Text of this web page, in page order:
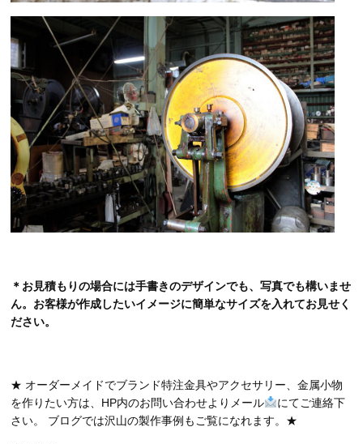
＊お見積もりの場合には手書きのデザインでも、写真でも構いませ
ん。お客様が作成したいイメージに簡単なサイズを入れてお見せく
ださい。
★ オーダーメイドでブランド特注金具やアクセサリー、金属小物
を作りたい方は、HP内のお問い合わせよりメール
にてご連絡下
さい。 ブログでは沢山の製作事例もご覧になれます。★